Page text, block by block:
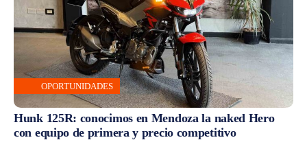
OPORTUNIDADES
Hunk 125R: conocimos en Mendoza la naked Hero
con equipo de primera y precio competitivo